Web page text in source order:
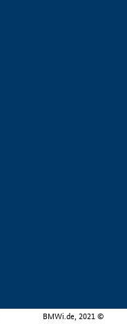
BMWi.de, 2021 ©